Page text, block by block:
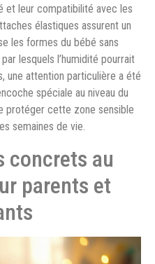
et leur compatibilité avec les
élastiques assurent un
les formes du bébé sans
lesquels l’humidité pourrait
une attention particulière a été
spéciale au niveau du
protéger cette zone sensible
semaines de vie.
concrets au
parents et